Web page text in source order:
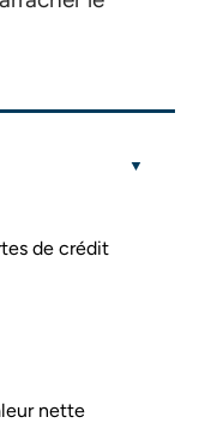
de crédit
nette